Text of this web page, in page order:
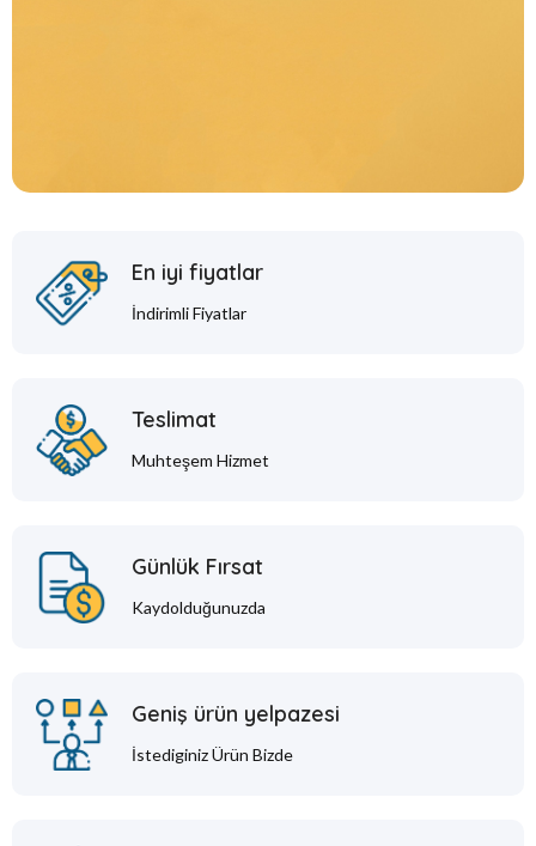
En iyi fiyatlar
İndirimli Fiyatlar
Teslimat
Muhteşem Hizmet
Günlük Fırsat
Kaydolduğunuzda
Geniş ürün yelpazesi
İstediginiz Ürün Bizde